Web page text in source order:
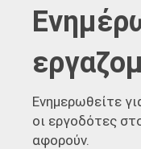
Ενημερωθείτε
οι εργοδότες
αφορούν.